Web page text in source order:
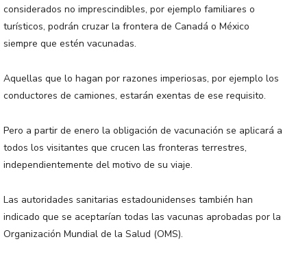
considerados no imprescindibles, por ejemplo familiares o
turísticos, podrán cruzar la frontera de Canadá o México
siempre que estén vacunadas.
Aquellas que lo hagan por razones imperiosas, por ejemplo los
conductores de camiones, estarán exentas de ese requisito.
Pero a partir de enero la obligación de vacunación se aplicará a
todos los visitantes que crucen las fronteras terrestres,
independientemente del motivo de su viaje.
Las autoridades sanitarias estadounidenses también han
indicado que se aceptarían todas las vacunas aprobadas por la
Organización Mundial de la Salud (OMS).